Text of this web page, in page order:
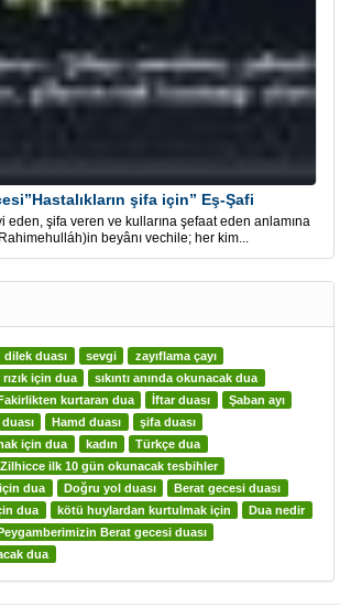
şifa için” Eş-Şafi
eden, şifa veren ve kullarına şefaat eden anlamına
beyânı vechile; her kim...
dilek duası sevgi
zayıflama çayı
için dua
sıkıntı anında okunacak dua
kurtaran dua İftar duası
Şaban ayı
Hamd duası
şifa duası
için dua
kadın
Türkçe dua
Zilhicce ilk 10 gün okunacak tesbihler
dua
Doğru yol duası
Berat gecesi duası
dua
kötü huylardan kurtulmak için
Dua nedir
Berat gecesi duası
dua